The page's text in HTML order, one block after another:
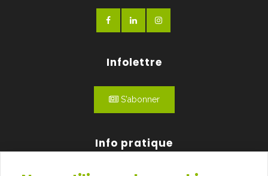
Infolettre
S'abonner
Info pratique